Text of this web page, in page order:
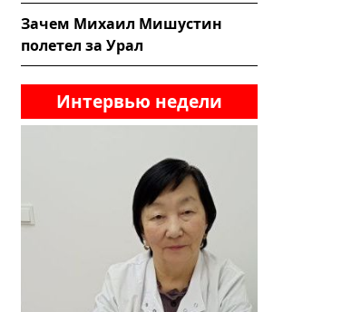
Зачем Михаил Мишустин
полетел за Урал
Интервью недели